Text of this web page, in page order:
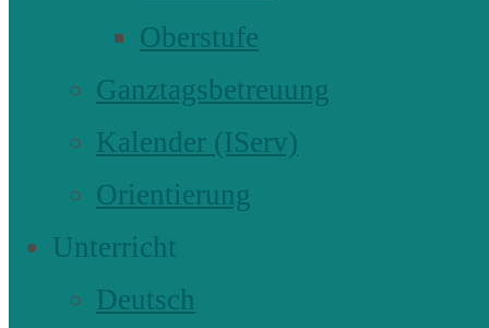
Oberstufe
Ganztagsbetreuung
Kalender (IServ)
Orientierung
Unterricht
Deutsch